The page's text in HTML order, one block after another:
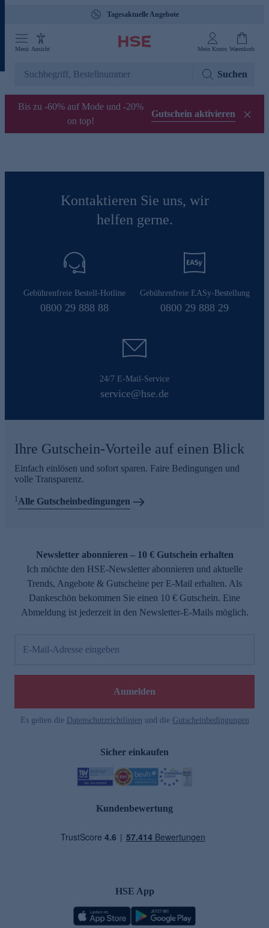
Tagesaktuelle Angebote
Menü Ansicht Mein Konto Warenkorb
Suchen
Bis zu -60% auf Mode und -20%
on top!
Gutschein aktivieren
Kontaktieren Sie uns, wir
helfen gerne.
Gebührenfreie Bestell-Hotline
0800 29 888 88
Gebührenfreie EASy-Bestellung
0800 29 888 29
24/7 E-Mail-Service
service@hse.de
Ihre Gutschein-Vorteile auf einen Blick
Einfach einlösen und sofort sparen. Faire Bedingungen und
volle Transparenz.
1Alle Gutscheinbedingungen
Newsletter abonnieren – 10 € Gutschein erhalten
Ich möchte den HSE-Newsletter abonnieren und aktuelle
Trends, Angebote & Gutscheine per E-Mail erhalten. Als
Dankeschön bekommen Sie einen 10 € Gutschein. Eine
Abmeldung ist jederzeit in den Newsletter-E-Mails möglich.
E-Mail-Adresse eingeben
Anmelden
Es gelten die Datenschutzrichtlinien und die Gutscheinbedingungen
Sicher einkaufen
Kundenbewertung
HSE App